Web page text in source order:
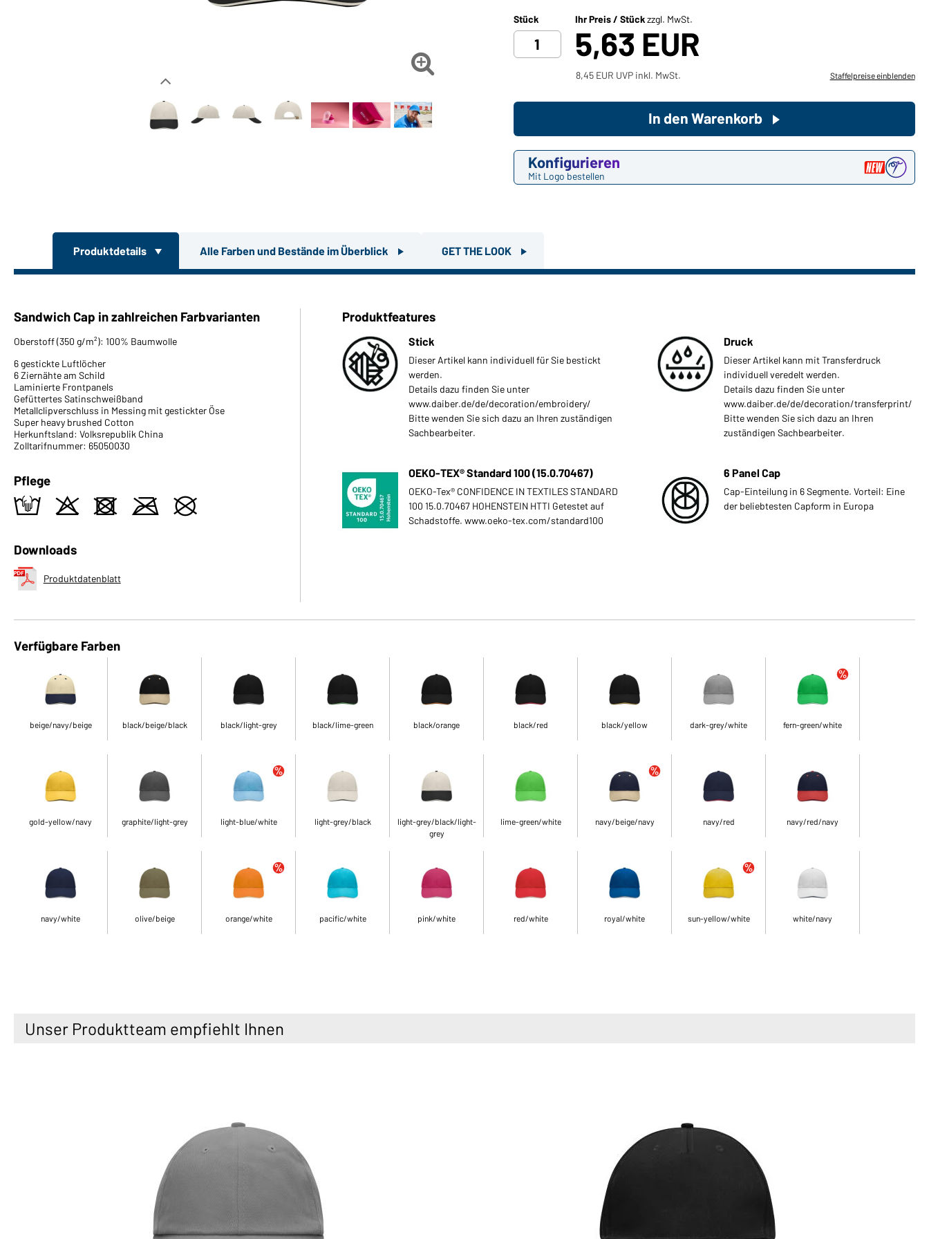
Hier geht's zu unserem

Stück Ihr Preis / Stückzzgl. MwSt.
5,63 EUR
8,45 EUR UVP inkl. MwSt. Staffelpreise einblenden
Konfigurieren
Mit Logo bestellen
In den Warenkorb
Produktdetails Alle Farben und Bestände im Überblick GET THE LOOK
Sandwich Cap in zahlreichen Farbvarianten
Oberstoff (350 g/m²): 100% Baumwolle
6 gestickte Luftlöcher
6 Ziernähte am Schild
Laminierte Frontpanels
Gefüttertes Satinschweißband
Metallclipverschluss in Messing mit gestickter Öse
Super heavy brushed Cotton
Herkunftsland: Volksrepublik China
Zolltarifnummer: 65050030
Pflege
t o d m U
Downloads
Produktdatenblatt
Produktfeatures
Stick
Dieser Artikel kann individuell für Sie bestickt
werden.
Details dazu finden Sie unter
www.daiber.de/de/decoration/embroidery/
Bitte wenden Sie sich dazu an Ihren zuständigen
Sachbearbeiter.
Druck
Dieser Artikel kann mit Transferdruck
individuell veredelt werden.
Details dazu finden Sie unter
www.daiber.de/de/decoration/transferprint/
Bitte wenden Sie sich dazu an Ihren
zuständigen Sachbearbeiter.
OEKO-TEX® Standard 100 (15.0.70467)
OEKO-Tex® CONFIDENCE IN TEXTILES STANDARD
100 15.0.70467 HOHENSTEIN HTTI Getestet auf
Schadstoffe. www.oeko-tex.com/standard100
6 Panel Cap
Cap-Einteilung in 6 Segmente. Vorteil: Eine
der beliebtesten Capform in Europa
Verfügbare Farben
beige/navy/beige black/beige/black black/light-grey black/lime-green black/orange black/red black/yellow dark-grey/white fern-green/white
gold-yellow/navy graphite/light-grey light-blue/white light-grey/black
light-grey/black/light-
grey
lime-green/white navy/beige/navy navy/red navy/red/navy
navy/white olive/beige orange/white pacific/white pink/white red/white royal/white sun-yellow/white white/navy
Unser Produktteam empfiehlt Ihnen